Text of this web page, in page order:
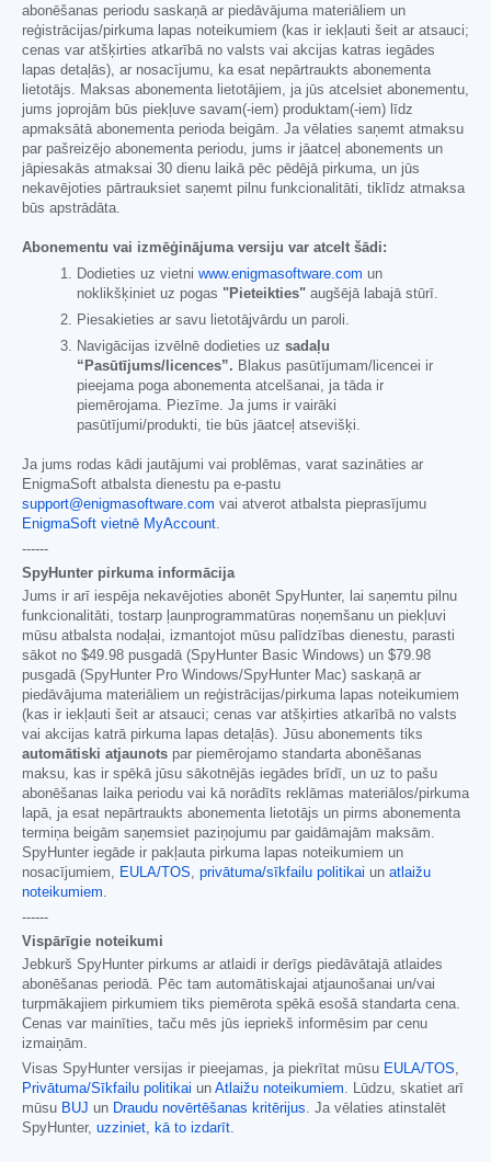
abonēšanas periodu saskaņā ar piedāvājuma materiāliem un
reģistrācijas/pirkuma lapas noteikumiem (kas ir iekļauti šeit ar atsauci;
cenas var atšķirties atkarībā no valsts vai akcijas katras iegādes
lapas detaļās), ar nosacījumu, ka esat nepārtraukts abonementa
lietotājs. Maksas abonementa lietotājiem, ja jūs atcelsiet abonementu,
jums joprojām būs piekļuve savam(-iem) produktam(-iem) līdz
apmaksātā abonementa perioda beigām. Ja vēlaties saņemt atmaksu
par pašreizējo abonementa periodu, jums ir jāatceļ abonements un
jāpiesakās atmaksai 30 dienu laikā pēc pēdējā pirkuma, un jūs
nekavējoties pārtrauksiet saņemt pilnu funkcionalitāti, tiklīdz atmaksa
būs apstrādāta.
Abonementu vai izmēģinājuma versiju var atcelt šādi:
Dodieties uz vietni www.enigmasoftware.com un
noklikšķiniet uz pogas "Pieteikties" augšējā labajā stūrī.
Piesakieties ar savu lietotājvārdu un paroli.
Navigācijas izvēlnē dodieties uz sadaļu
“Pasūtījums/licences”. Blakus pasūtījumam/licencei ir
pieejama poga abonementa atcelšanai, ja tāda ir
piemērojama. Piezīme. Ja jums ir vairāki
pasūtījumi/produkti, tie būs jāatceļ atsevišķi.
Ja jums rodas kādi jautājumi vai problēmas, varat sazināties ar
EnigmaSoft atbalsta dienestu pa e-pastu
support@enigmasoftware.com vai atverot atbalsta pieprasījumu
EnigmaSoft vietnē MyAccount.
------
SpyHunter pirkuma informācija
Jums ir arī iespēja nekavējoties abonēt SpyHunter, lai saņemtu pilnu
funkcionalitāti, tostarp ļaunprogrammatūras noņemšanu un piekļuvi
mūsu atbalsta nodaļai, izmantojot mūsu palīdzības dienestu, parasti
sākot no $49.98 pusgadā (SpyHunter Basic Windows) un $79.98
pusgadā (SpyHunter Pro Windows/SpyHunter Mac) saskaņā ar
piedāvājuma materiāliem un reģistrācijas/pirkuma lapas noteikumiem
(kas ir iekļauti šeit ar atsauci; cenas var atšķirties atkarībā no valsts
vai akcijas katrā pirkuma lapas detaļās). Jūsu abonements tiks
automātiski atjaunots par piemērojamo standarta abonēšanas
maksu, kas ir spēkā jūsu sākotnējās iegādes brīdī, un uz to pašu
abonēšanas laika periodu vai kā norādīts reklāmas materiālos/pirkuma
lapā, ja esat nepārtraukts abonementa lietotājs un pirms abonementa
termiņa beigām saņemsiet paziņojumu par gaidāmajām maksām.
SpyHunter iegāde ir pakļauta pirkuma lapas noteikumiem un
nosacījumiem, EULA/TOS, privātuma/sīkfailu politikai un atlaižu
noteikumiem.
------
Vispārīgie noteikumi
Jebkurš SpyHunter pirkums ar atlaidi ir derīgs piedāvātajā atlaides
abonēšanas periodā. Pēc tam automātiskajai atjaunošanai un/vai
turpmākajiem pirkumiem tiks piemērota spēkā esošā standarta cena.
Cenas var mainīties, taču mēs jūs iepriekš informēsim par cenu
izmaiņām.
Visas SpyHunter versijas ir pieejamas, ja piekrītat mūsu EULA/TOS,
Privātuma/Sīkfailu politikai un Atlaižu noteikumiem. Lūdzu, skatiet arī
mūsu BUJ un Draudu novērtēšanas kritērijus. Ja vēlaties atinstalēt
SpyHunter, uzziniet, kā to izdarīt.